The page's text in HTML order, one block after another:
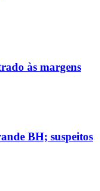
às margens
BH; suspeitos